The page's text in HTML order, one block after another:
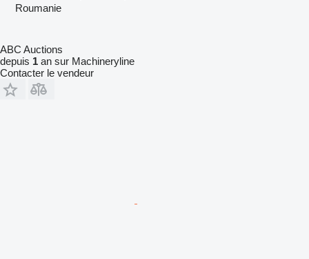
Roumanie
ABC Auctions
depuis 1 an sur Machineryline
Contacter le vendeur